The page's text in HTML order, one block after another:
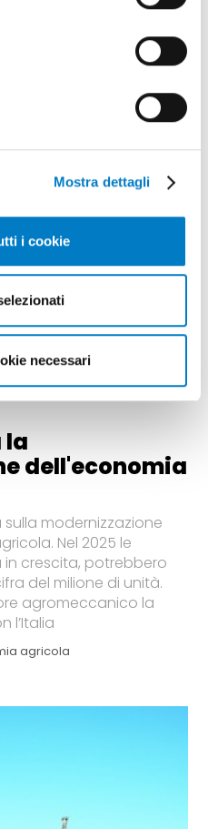
Mostra dettagli
i cookie
necessari
commerciali sia con i
la
dell'economia
modernizzazione
Nel 2025 le
crescita, potrebbero
del milione di unità.
agromeccanico la
l’Italia
agricola